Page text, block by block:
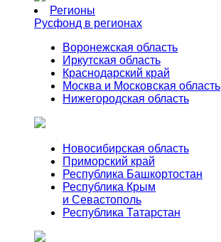
Регионы
Русфонд в регионах
Воронежская область
Иркутская область
Краснодарский край
Москва и Московская область
Нижегородская область
Новосибирская область
Приморский край
Республика Башкортостан
Республика Крым
и Севастополь
Республика Татарстан